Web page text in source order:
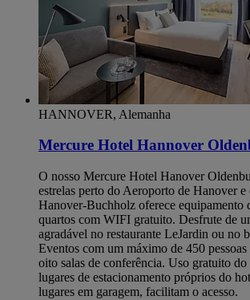
HANNOVER, Alemanha
Mercure Hotel Hannover
O nosso Mercure Hotel Hanover
estrelas perto do Aeroporto de Hanover
Hanover-Buchholz oferece equipamento
quartos com WIFI gratuito. Desfrute de
agradável no restaurante LeJardin ou no
Eventos com um máximo de 450
oito salas de conferência. Uso gratuito
lugares de estacionamento próprios do
lugares em garagem, facilitam o acesso.